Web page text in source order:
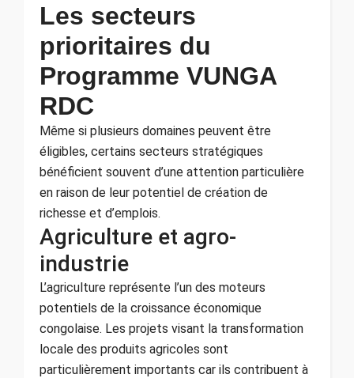
Les secteurs
prioritaires du
Programme VUNGA
RDC
Même si plusieurs domaines peuvent être
éligibles, certains secteurs stratégiques
bénéficient souvent d’une attention particulière
en raison de leur potentiel de création de
richesse et d’emplois.
Agriculture et agro-
industrie
L’agriculture représente l’un des moteurs
potentiels de la croissance économique
congolaise. Les projets visant la transformation
locale des produits agricoles sont
particulièrement importants car ils contribuent à